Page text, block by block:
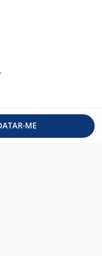
ME